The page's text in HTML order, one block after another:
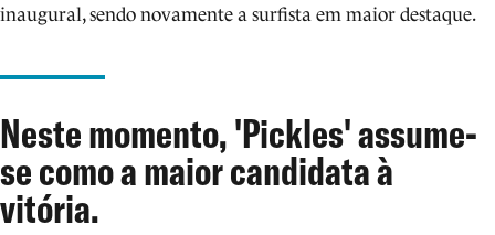
inaugural, sendo novamente a surfista em maior destaque.
Neste momento, 'Pickles' assume-
se como a maior candidata à
vitória.